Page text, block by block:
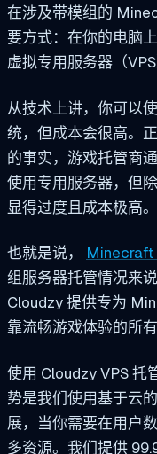
在涉及带模组的
要方式：在你的电脑
虚拟专用服务器（VPS
从技术上讲，你可以
统，但成本会很高。
的事实，游戏托管商
使用专用服务器，但
显得过度且成本极高。
也就是说， Minecraft
组服务器托管情况来
Cloudzy 提供专为
靠流畅游戏体验的所有
使用 Cloudzy VPS 托
势是我们使用基于云
展，当你需要在用户
多资源。我们提供